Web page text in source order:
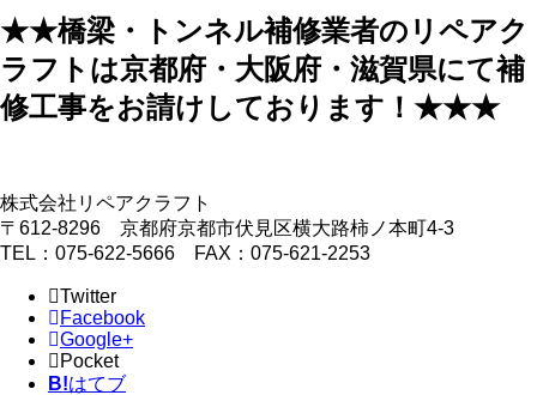
★★橋梁・トンネル補修業者のリペアク
ラフトは京都府・大阪府・滋賀県にて補
修工事をお請けしております！★★★
株式会社リペアクラフト
〒612-8296 京都府京都市伏見区横大路柿ノ本町4-3
TEL：075-622-5666 FAX：075-621-2253
Twitter
Facebook
Google+
Pocket
B!はてブ